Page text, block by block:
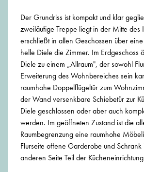
Der Grundriss ist kompakt und klar
zweiläufige Treppe liegt in der Mitte des
erschließt in allen Geschossen über
helle Diele die Zimmer. Im Erdgeschoss
Diele zu einem „Allraum", der sowohl
Erweiterung des Wohnbereiches sein
raumhohe Doppelflügeltür zum
der Wand versenkbare Schiebetür zur
Diele geschlossen oder aber auch
werden. Im geöffneten Zustand ist die
Raumbegrenzung eine raumhohe
Flurseite offene Garderobe und Schrank
anderen Seite Teil der